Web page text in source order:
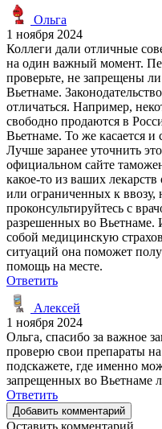
Ольга
1 ноября 2024
Коллеги дали отличные
на один важный момент.
проверьте, не запрещены
Вьетнаме.
отличаться. Например,
свободно продаются в
Вьетнаме. То же касается
Лучше заранее уточнить
официальном сайте
какое-то из ваших
или ограниченных к ввозу,
проконсультируйтесь с
разрешенных во Вьетнаме.
собой медицинскую
ситуаций она поможет
помощь на месте.
Ответить
Алексей
1 ноября 2024
Ольга, спасибо за важное
проверю свои препараты
подскажете, где именно
запрещенных во Вьетнаме
Ответить
Добавить комментарий
Оставить комментарий